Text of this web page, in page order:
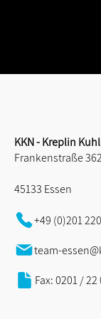
KKN - Kreplin
Frankenstraße 362
45133 Essen
+49 (0)201
team-
Fax: 0201 / 22